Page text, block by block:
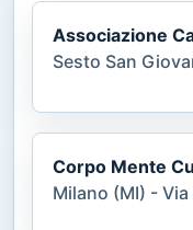
Associazione
Sesto San
Corpo Mente
Milano (MI) -